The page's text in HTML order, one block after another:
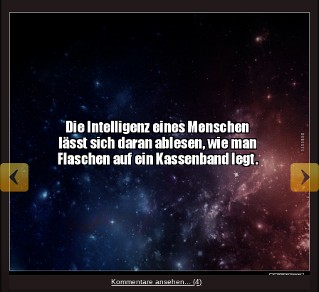
Kommentare ansehen... (4)